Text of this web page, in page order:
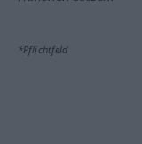
*Pflichtfeld